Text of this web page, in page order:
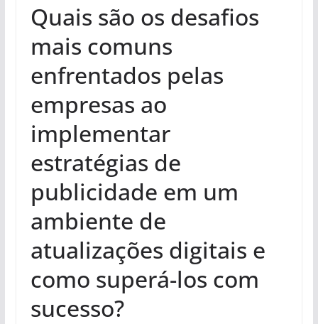
Quais são os desafios
mais comuns
enfrentados pelas
empresas ao
implementar
estratégias de
publicidade em um
ambiente de
atualizações digitais e
como superá-los com
sucesso?